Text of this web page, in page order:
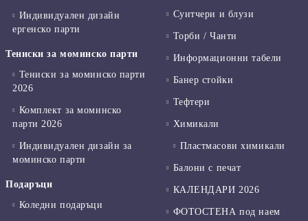
Индивидуален дизайн
ергенско парти
Тениски за моминско парти
Тениски за моминско парти
2026
Комплект за моминско
парти 2026
Индивидуален дизайн за
моминско парти
Подаръци
Коледни подаръци
Суитчери и блузи
Торби / Чанти
Информационни табели
Банер стойки
Тефтери
Химикали
Пластмасови химикали
Балони с печат
КАЛЕНДАРИ 2026
ФОТОСТЕНА под наем